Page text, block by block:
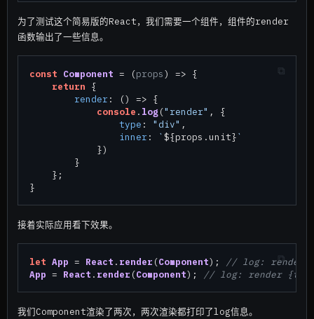
为了测试这个简易版的React，我们需要一个组件，组件的render
函数输出了一些信息。
const Component = (props) => {
return {
render: () => {
console . log ("render" , {
type : "div" ,
inner: `${props.unit}`
            })
        }
    };
接着实际应用看下效果。
let App = React . render (Component);
// log: render
App = React . render (Component); // log: render
我们Component渲染了两次，两次渲染都打印了log信息。